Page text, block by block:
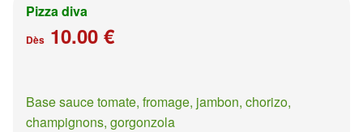
Pizza diva
Dès 10.00 €
Base sauce tomate, fromage, jambon, chorizo,
champignons, gorgonzola